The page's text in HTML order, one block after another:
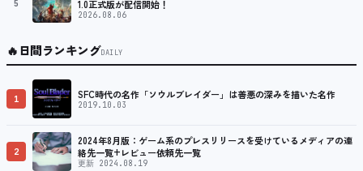
5
1.0正式版が配信開始！
2026.08.06
🔥日間ランキングDAILY
1 SFC時代の名作「ソウルブレイダー」は善悪の深みを描いた名作
2019.10.03
2
2024年8月版：ゲーム系のプレスリリースを受けているメディアの連
絡先一覧+レビュー依頼先一覧
更新 2024.08.19